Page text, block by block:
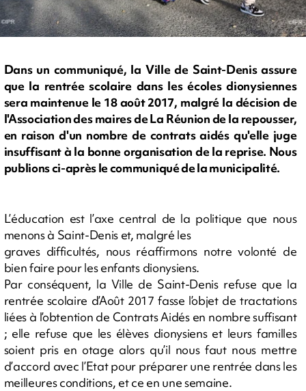
Dans un communiqué, la Ville de Saint-Denis assure
que la rentrée scolaire dans les écoles dionysiennes
sera maintenue le 18 août 2017, malgré la décision de
l'Association des maires de La Réunion de la repousser,
en raison d'un nombre de contrats aidés qu'elle juge
insuffisant à la bonne organisation de la reprise. Nous
publions ci-après le communiqué de la municipalité.
L’éducation est l’axe central de la politique que nous
menons à Saint-Denis et, malgré les
graves difficultés, nous réaffirmons notre volonté de
bien faire pour les enfants dionysiens.
Par conséquent, la Ville de Saint-Denis refuse que la
rentrée scolaire d’Août 2017 fasse l’objet de tractations
liées à l’obtention de Contrats Aidés en nombre suffisant
; elle refuse que les élèves dionysiens et leurs familles
soient pris en otage alors qu’il nous faut nous mettre
d’accord avec l’Etat pour préparer une rentrée dans les
meilleures conditions, et ce en une semaine.